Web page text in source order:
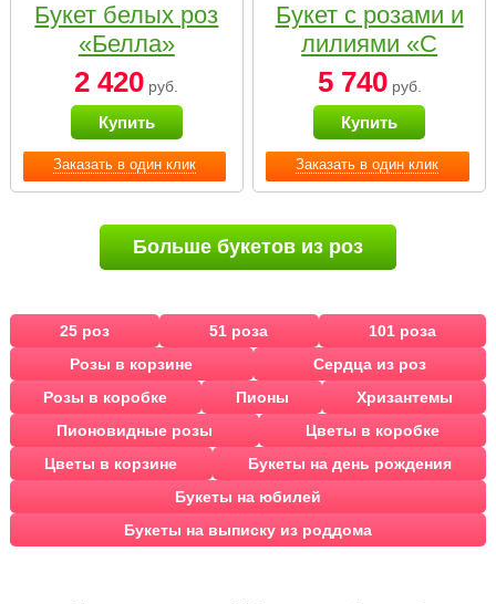
Заказать в один клик
Букет белых роз
«Белла»
2 420 руб.
Купить
Заказать в один клик
Букет с розами и
лилиями «С
наилучшими
пожеланиями»
5 740руб.
Купить
Больше букетов из роз
25 роз 51 роза
101 роза
Розы в корзине
Сердца из роз
Розы в коробке
Пионы
Хризантемы
Пионовидные розы
Цветы в коробке
Цветы в корзине
Букеты на день рождения
Букеты на юбилей
Букеты на выписку из роддома